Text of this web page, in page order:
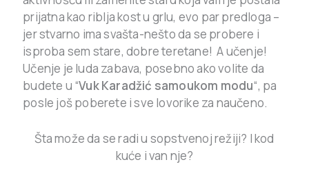
prijatna kao riblja kost u grlu, evo par predloga –
jer stvarno ima svašta-nešto da se probere i
isproba sem stare, dobre teretane! A učenje!
Učenje je luda zabava, posebno ako volite da
budete u “Vuk Karadžić samoukom modu“, pa
posle još poberete i sve lovorike za naučeno.
Šta može da se radi u sopstvenoj režiji? I kod
kuće i van nje?